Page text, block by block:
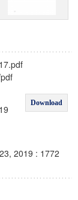
Download
2019 : 1772